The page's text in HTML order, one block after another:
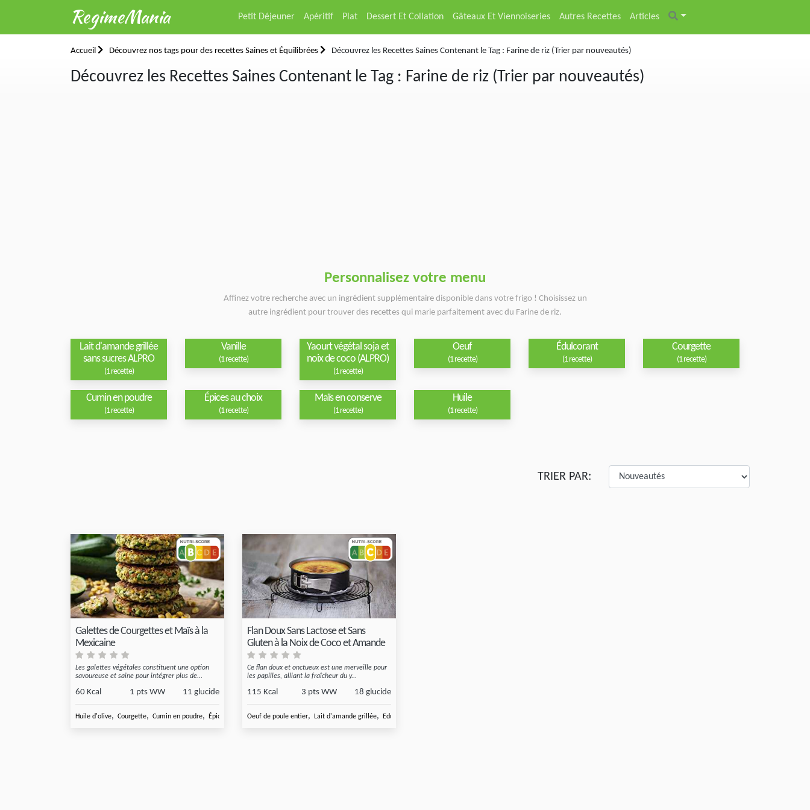
RegimeMania Petit Déjeuner Apéritif Plat Dessert Et Collation Gâteaux Et Viennoiseries Autres Recettes Articles
Accueil Découvrez nos tags pour des recettes Saines et Équilibrées Découvrez les Recettes Saines Contenant le Tag : Farine de riz (Trier par nouveautés)
Découvrez les Recettes Saines Contenant le Tag : Farine de riz (Trier par nouveautés)
Personnalisez votre menu
Affinez votre recherche avec un ingrédient supplémentaire disponible dans votre frigo ! Choisissez un
autre ingrédient pour trouver des recettes qui marie parfaitement avec du Farine de riz.
Lait d'amande grillée
sans sucres ALPRO
(1 recette)
Vanille
(1 recette)
Yaourt végétal soja et
noix de coco (ALPRO)
(1 recette)
Oeuf
(1 recette)
Édulcorant
(1 recette)
Courgette
(1 recette)
Cumin en poudre
(1 recette)
Épices au choix
(1 recette)
Maïs en conserve
(1 recette)
Huile
(1 recette)
TRIER PAR:
Galettes de Courgettes et Maïs à la
Mexicaine
Les galettes végétales constituent une option
savoureuse et saine pour intégrer plus de...
60 Kcal 1 pts WW 11 glucide
Huile d'olive, Courgette, Cumin en poudre, Épices au choix,Maïs en conserve
Flan Doux Sans Lactose et Sans
Gluten à la Noix de Coco et Amande
Ce flan doux et onctueux est une merveille pour
les papilles, alliant la fraîcheur du y...
115 Kcal 3 pts WW 18 glucide
Oeuf de poule entier, Lait d'amande grillée, Edulcorant Sugarly